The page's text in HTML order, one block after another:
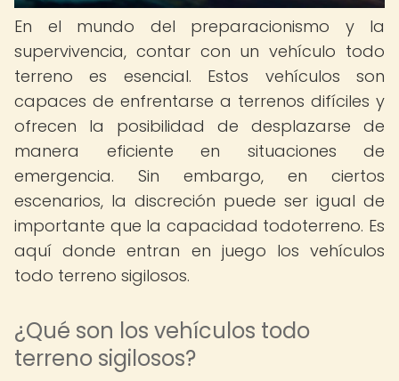
En el mundo del preparacionismo y la
supervivencia, contar con un vehículo todo
terreno es esencial. Estos vehículos son
capaces de enfrentarse a terrenos difíciles y
ofrecen la posibilidad de desplazarse de
manera eficiente en situaciones de
emergencia. Sin embargo, en ciertos
escenarios, la discreción puede ser igual de
importante que la capacidad todoterreno. Es
aquí donde entran en juego los vehículos
todo terreno sigilosos.
¿Qué son los vehículos todo
terreno sigilosos?